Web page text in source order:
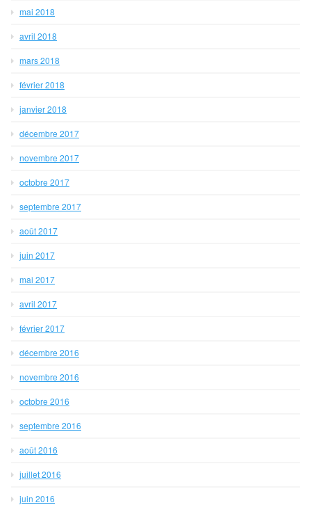
mai 2018
avril 2018
mars 2018
février 2018
janvier 2018
décembre 2017
novembre 2017
octobre 2017
septembre 2017
août 2017
juin 2017
mai 2017
avril 2017
février 2017
décembre 2016
novembre 2016
octobre 2016
septembre 2016
août 2016
juillet 2016
juin 2016